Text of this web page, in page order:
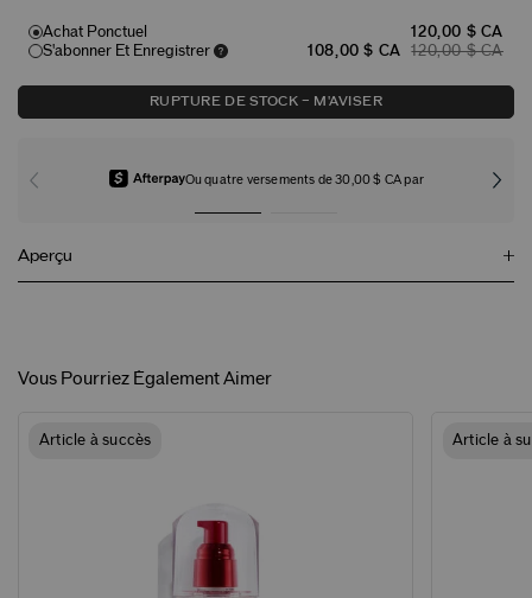
Achat Ponctuel
120,00 $ CA
S'abonner Et Enregistrer
108,00 $ CA 120,00 $ CA
RUPTURE DE STOCK – M'AVISER
Ou quatre versements de 30,00 $ CA par
Aperçu
Vous Pourriez Également Aimer
Article à succès Article à